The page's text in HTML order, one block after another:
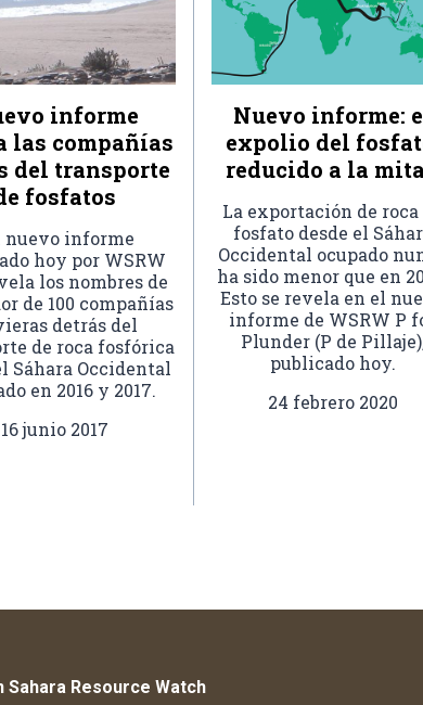
informe
las compañías
del transporte
fosfatos
nuevo informe
hoy por WSRW
los nombres de
de 100 compañías
detrás del
de roca fosfórica
Sáhara Occidental
en 2016 y 2017.
16 junio 2017
Nuevo informe:
expolio del
reducido a la
La exportación de roca
fosfato desde el
Occidental ocupado
ha sido menor que en
Esto se revela en el
informe de WSRW P
Plunder (P de
publicado hoy.
24 febrero 2020
Sahara Resource Watch